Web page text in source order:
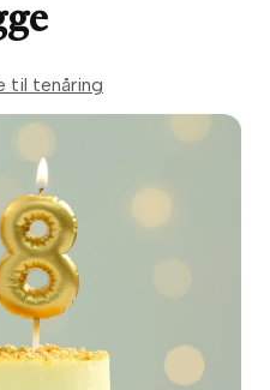
til tenåring